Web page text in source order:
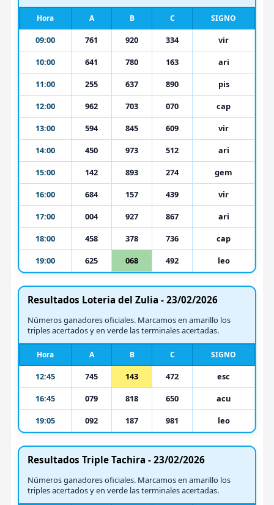
Hora A B C SIGNO
09:00 761 920 334
vir
10:00
641 780 163
ari
11:00
255 637 890
pis
12:00
962 703 070
cap
13:00
594 845 609
vir
14:00
450 973 512
ari
15:00
142 893 274
gem
16:00
684 157 439
vir
17:00
004 927 867
ari
18:00
458 378 736
cap
19:00
625 068 492 leo
Resultados Loteria del Zulia - 23/02/2026
Números ganadores oficiales. Marcamos en amarillo los
triples acertados y en verde las terminales acertadas.
Hora A B C SIGNO
12:45 745 143 472
esc
16:45
079 818 650
acu
19:05
092 187 981 leo
Resultados Triple Tachira - 23/02/2026
Números ganadores oficiales. Marcamos en amarillo los
triples acertados y en verde las terminales acertadas.